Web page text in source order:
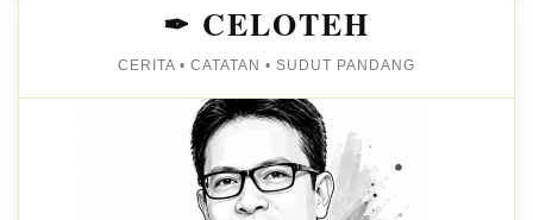
✒ CELOTEH
CERITA • CATATAN • SUDUT PANDANG